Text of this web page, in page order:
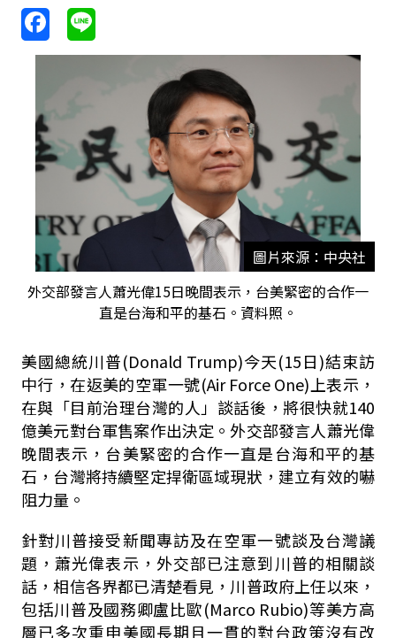
圖片來源：中央社
外交部發言人蕭光偉15日晚間表示，台美緊密的合作一
直是台海和平的基石。資料照。
美國總統川普(Donald Trump)今天(15日)結束訪
中行，在返美的空軍一號(Air Force One)上表示，
在與「目前治理台灣的人」談話後，將很快就140
億美元對台軍售案作出決定。外交部發言人蕭光偉
晚間表示，台美緊密的合作一直是台海和平的基
石，台灣將持續堅定捍衛區域現狀，建立有效的嚇
阻力量。
針對川普接受新聞專訪及在空軍一號談及台灣議
題，蕭光偉表示，外交部已注意到川普的相關談
話，相信各界都已清楚看見，川普政府上任以來，
包括川普及國務卿盧比歐(Marco Rubio)等美方高
層已多次重申美國長期且一貫的對台政策沒有改